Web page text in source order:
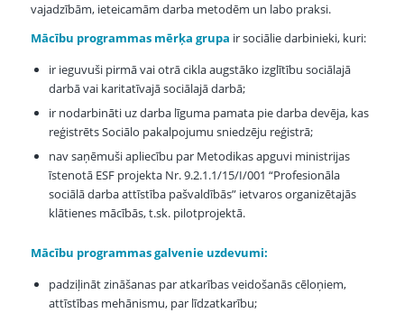
vajadzībām, ieteicamām darba metodēm un labo praksi.
Mācību programmas mērķa grupa ir sociālie darbinieki, kuri:
ir ieguvuši pirmā vai otrā cikla augstāko izglītību sociālajā
darbā vai karitatīvajā sociālajā darbā;
ir nodarbināti uz darba līguma pamata pie darba devēja, kas
reģistrēts Sociālo pakalpojumu sniedzēju reģistrā;
nav saņēmuši apliecību par Metodikas apguvi ministrijas
īstenotā ESF projekta Nr. 9.2.1.1/15/I/001 “Profesionāla
sociālā darba attīstība pašvaldībās” ietvaros organizētajās
klātienes mācībās, t.sk. pilotprojektā.
Mācību programmas galvenie uzdevumi:
padziļināt zināšanas par atkarības veidošanās cēloņiem,
attīstības mehānismu, par līdzatkarību;